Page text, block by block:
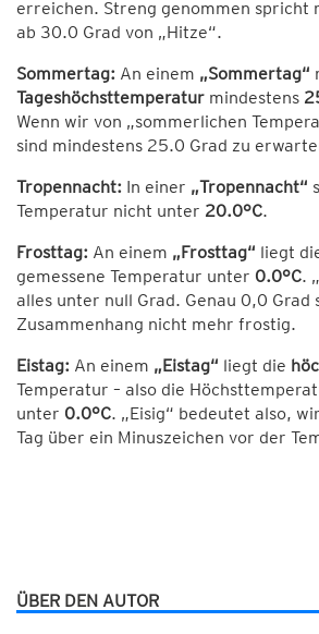
erreichen. Streng genommen spricht
ab 30.0 Grad von „Hitze“.
Sommertag: An einem „Sommertag“
Tageshöchsttemperatur mindestens
Wenn wir von „sommerlichen
sind mindestens 25.0 Grad zu
Tropennacht: In einer „Tropennacht“
Temperatur nicht unter 20.0°C.
Frosttag: An einem „Frosttag“ liegt
gemessene Temperatur unter 0.0°C.
alles unter null Grad. Genau 0,0 Grad
Zusammenhang nicht mehr frostig.
Eistag: An einem „Eistag“ liegt die
Temperatur – also die
unter 0.0°C. „Eisig“ bedeutet also,
Tag über ein Minuszeichen vor der
ÜBER DEN AUTOR